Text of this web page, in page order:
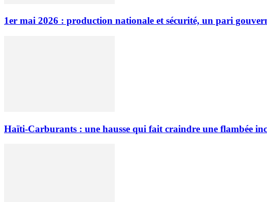
1er mai 2026 : production nationale et sécurité, un pari
Haïti-Carburants : une hausse qui fait craindre une flambée